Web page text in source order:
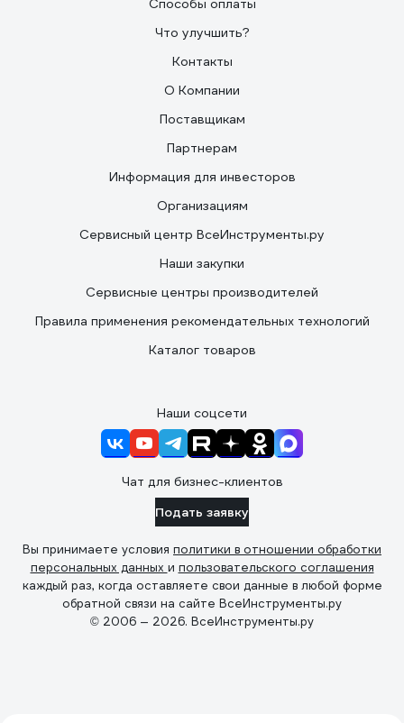
Способы оплаты
Что улучшить?
Контакты
О Компании
Поставщикам
Партнерам
Информация для инвесторов
Организациям
Сервисный центр ВсеИнструменты.ру
Наши закупки
Сервисные центры производителей
Правила применения рекомендательных технологий
Каталог товаров
Наши соцсети
Чат для бизнес-клиентов
Подать заявку
Вы принимаете условия политики в отношении обработки
персональных данных и пользовательского соглашения
каждый раз, когда оставляете свои данные в любой форме
обратной связи на сайте ВсеИнструменты.ру
© 2006 — 2026. ВсеИнструменты.ру